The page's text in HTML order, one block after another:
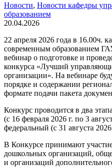
Новости, Новости кафедры
образованием
20.04.2026
22 апреля 2026 года в 16.00ч.
современным образованием
вебинар о подготовке и
конкурса «Лучший
организации». На вебинаре
порядке и содержании
формате подачи пакета
Конкурс проводится в два
(с 16 февраля 2026 г. по 3
федеральный (с 31 августа
В Конкурсе принимают
дошкольных организаций,
и организаций